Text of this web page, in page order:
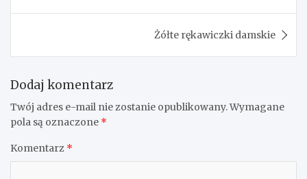
Żółte rękawiczki damskie
Dodaj komentarz
Twój adres e-mail nie zostanie opublikowany.Wymagane
pola są oznaczone *
Komentarz *